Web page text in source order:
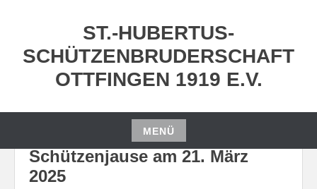
springen
ST.-HUBERTUS-
SCHÜTZENBRUDERSCHAFT
OTTFINGEN 1919 E.V.
MENÜ
Zum
Inhalt
Schützenjause am 21. März
2025